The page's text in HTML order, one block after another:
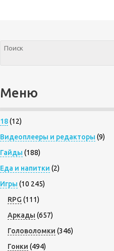
Меню
18(12)
Видеоплееры и редакторы (9)
Гайды (188)
Еда и напитки (2)
Игры (10 245)
RPG (111)
Аркады (657)
Головоломки (346)
Гонки (494)